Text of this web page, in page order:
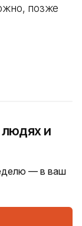
позже
людях и
— в ваш